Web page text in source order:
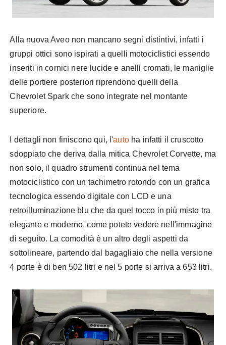
Alla nuovaAveonon mancano segni distintivi, infatti i
gruppi ottici sono ispirati a quelli motociclistici essendo
inseriti in cornici nere lucide e anelli cromati, le maniglie
delle portiere posteriori riprendono quelli della
Chevrolet Sparkche sono integrate nel montante
superiore.
I dettagli non finiscono qui, l'autoha infatti il cruscotto
sdoppiato che deriva dalla mitica ChevroletCorvette, ma
non solo, il quadro strumenti continua nel tema
motociclistico con un tachimetro rotondo con un grafica
tecnologica essendo digitale con LCD e una
retroilluminazione blu che da quel tocco in più misto tra
elegante e moderno, come potete vedere nell'immagine
di seguito. La comodità è un altro degli aspetti da
sottolineare, partendo dal bagagliaio che nella versione
4 porte è di ben 502 litri e nel 5 porte si arriva a 653 litri.